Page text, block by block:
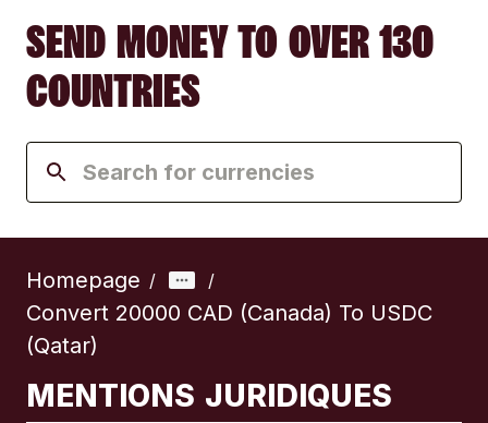
SEND MONEY TO OVER 130
COUNTRIES
Homepage / /
Convert 20000 CAD (Canada) To USDC
(Qatar)
MENTIONS JURIDIQUES